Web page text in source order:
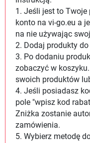
1. Jeśli jest to Twoje
konto na vi-go.eu a
na nie używając
2. Dodaj produkty
3. Po dodaniu
zobaczyć w
swoich produktów
4. Jeśli posiadasz
pole "wpisz kod
Zniżka zostanie
zamówienia.
5. Wybierz metodę